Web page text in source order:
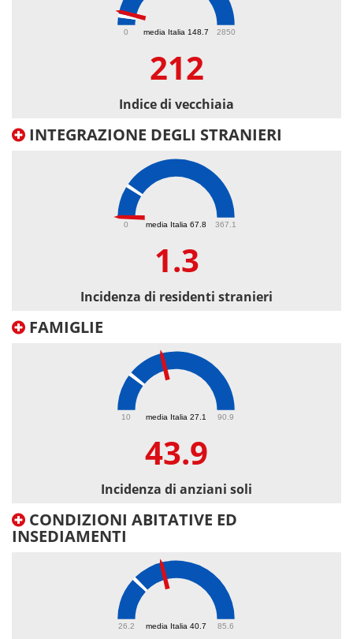
media Italia 148.7
0 2850
212
Indice di vecchiaia
INTEGRAZIONE DEGLI STRANIERI
media Italia 67.8
0 367.1
1.3
Incidenza di residenti stranieri
FAMIGLIE
media Italia 27.1
10 90.9
43.9
Incidenza di anziani soli
CONDIZIONI ABITATIVE ED
INSEDIAMENTI
media Italia 40.7
26.2 85.6